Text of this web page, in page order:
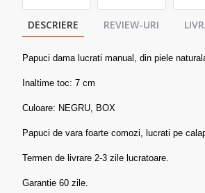
DESCRIERE REVIEW-URI
Papuci dama lucrati manual, din piele
Inaltime toc: 7 cm
Culoare: NEGRU, BOX
Papuci de vara foarte comozi, lucrati pe
Termen de livrare 2-3 zile lucratoare.
Garantie 60 zile.